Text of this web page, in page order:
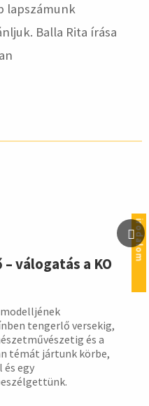
lapszámunk
Balla Rita írása
irodalom
válogatás a KO
tengerlő versekig,
és a
témát jártunk körbe,
egy